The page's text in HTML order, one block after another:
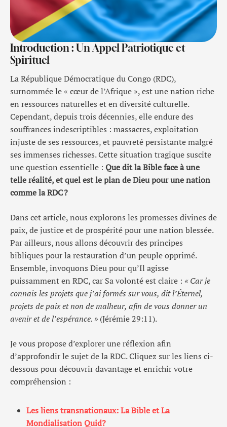
Introduction : Un Appel Patriotique et
Spirituel
La République Démocratique du Congo (RDC),
surnommée le « cœur de l’Afrique », est une nation riche
en ressources naturelles et en diversité culturelle.
Cependant, depuis trois décennies, elle endure des
souffrances indescriptibles : massacres, exploitation
injuste de ses ressources, et pauvreté persistante malgré
ses immenses richesses. Cette situation tragique suscite
une question essentielle : Que dit la Bible face à une
telle réalité, et quel est le plan de Dieu pour une nation
comme la RDC?
Dans cet article, nous explorons les promesses divines de
paix, de justice et de prospérité pour une nation blessée.
Par ailleurs, nous allons découvrir des principes
bibliques pour la restauration d’un peuple opprimé.
Ensemble, invoquons Dieu pour qu’Il agisse
puissamment en RDC, car Sa volonté est claire : « Car je
connais les projets que j’ai formés sur vous, dit l’Éternel,
projets de paix et non de malheur, afin de vous donner un
avenir et de l’espérance. » (Jérémie 29:11).
Je vous propose d’explorer une réflexion afin
d’approfondir le sujet de la RDC. Cliquez sur les liens ci-
dessous pour découvrir davantage et enrichir votre
compréhension :
Les liens transnationaux: La Bible et La
Mondialisation Quid?